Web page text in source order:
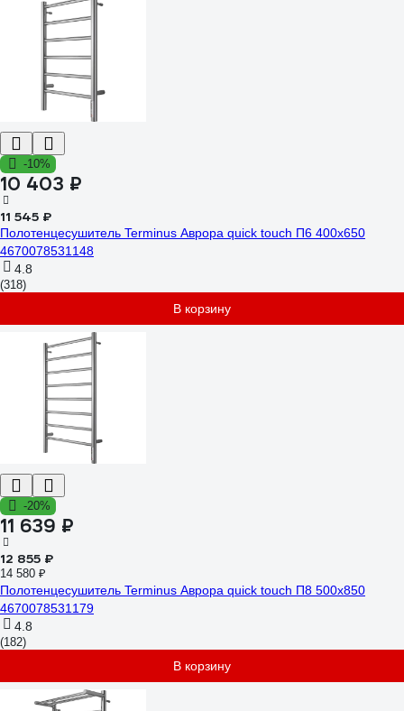
-10%
10 403 ₽
11 545 ₽
Полотенцесушитель Terminus Аврора quick touch П6 400x650
4670078531148
4.8
(318)
В корзину
-20%
11 639 ₽
12 855 ₽
14 580 ₽
Полотенцесушитель Terminus Аврора quick touch П8 500x850
4670078531179
4.8
(182)
В корзину